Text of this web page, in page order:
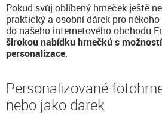
Pokud svůj oblíbený hrneček ještě
praktický a osobní dárek pro
do našeho internetového obchodu
širokou nabídku hrnečků s
personalizace.
Personalizované
nebo jako darek